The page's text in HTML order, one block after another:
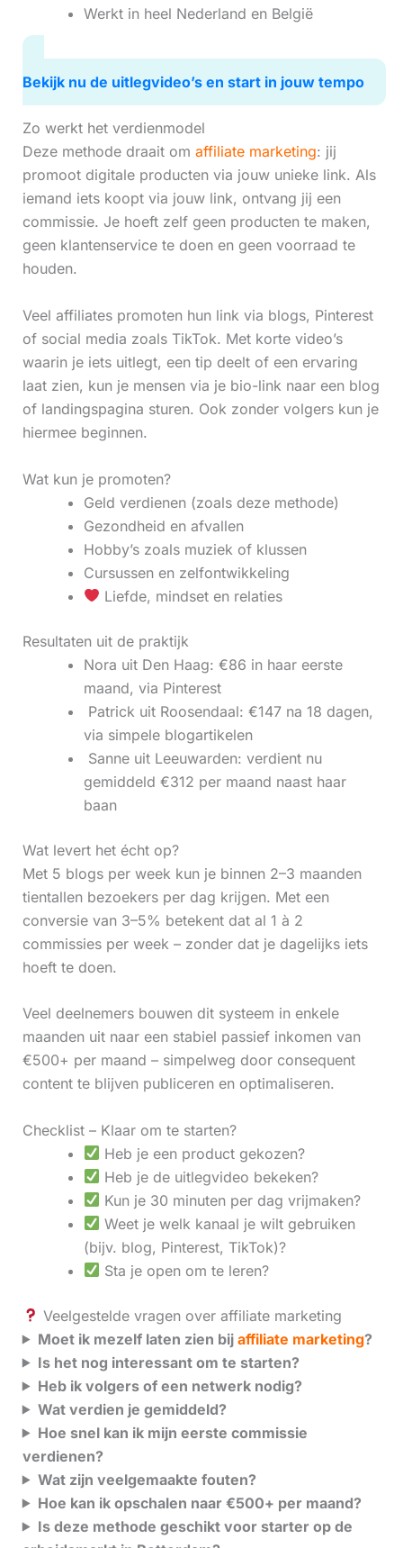
Werkt in heel Nederland en België
Bekijk nu de uitlegvideo’s en start in jouw tempo
Zo werkt het verdienmodel
Deze methode draait om affiliate marketing: jij
promoot digitale producten via jouw unieke link. Als
iemand iets koopt via jouw link, ontvang jij een
commissie. Je hoeft zelf geen producten te maken,
geen klantenservice te doen en geen voorraad te
houden.
Veel affiliates promoten hun link via blogs, Pinterest
of social media zoals TikTok. Met korte video’s
waarin je iets uitlegt, een tip deelt of een ervaring
laat zien, kun je mensen via je bio-link naar een blog
of landingspagina sturen. Ook zonder volgers kun je
hiermee beginnen.
Wat kun je promoten?
Geld verdienen (zoals deze methode)
Gezondheid en afvallen
Hobby’s zoals muziek of klussen
Cursussen en zelfontwikkeling
Liefde, mindset en relaties
Resultaten uit de praktijk
Nora uit Den Haag: €86 in haar eerste
maand, via Pinterest
‍ Patrick uit Roosendaal: €147 na 18 dagen,
via simpele blogartikelen
‍ Sanne uit Leeuwarden: verdient nu
gemiddeld €312 per maand naast haar
baan
Wat levert het écht op?
Met 5 blogs per week kun je binnen 2–3 maanden
tientallen bezoekers per dag krijgen. Met een
conversie van 3–5% betekent dat al 1 à 2
commissies per week – zonder dat je dagelijks iets
hoeft te doen.
Veel deelnemers bouwen dit systeem in enkele
maanden uit naar een stabiel passief inkomen van
€500+ per maand – simpelweg door consequent
content te blijven publiceren en optimaliseren.
Checklist – Klaar om te starten?
Heb je een product gekozen?
Heb je de uitlegvideo bekeken?
Kun je 30 minuten per dag vrijmaken?
Weet je welk kanaal je wilt gebruiken
(bijv. blog, Pinterest, TikTok)?
Sta je open om te leren?
Veelgestelde vragen over affiliate marketing
Moet ik mezelf laten zien bij affiliate marketing?
Is het nog interessant om te starten?
Heb ik volgers of een netwerk nodig?
Wat verdien je gemiddeld?
Hoe snel kan ik mijn eerste commissie
verdienen?
Wat zijn veelgemaakte fouten?
Hoe kan ik opschalen naar €500+ per maand?
Is deze methode geschikt voor starter op de